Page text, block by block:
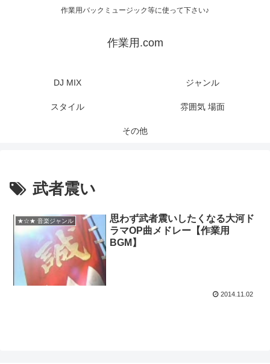
作業用バックミュージック等に使って下さい♪
作業用.com
DJ MIX ジャンル
スタイル 雰囲気 場面
その他
武者震い
★☆★ 音楽ジャンル
思わず武者震いしたくなる大河ド
ラマOP曲メドレー【作業用
BGM】
2014.11.02